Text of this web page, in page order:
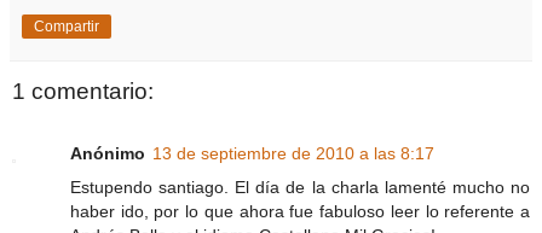
Compartir
1 comentario:
Anónimo 13 de septiembre de 2010 a las 8:17
Estupendo santiago. El día de la charla lamenté mucho no
haber ido, por lo que ahora fue fabuloso leer lo referente a